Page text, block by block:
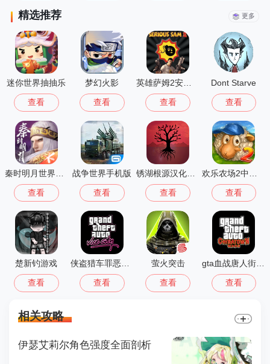
精选推荐 更多
迷你世界抽抽乐
查看
梦幻火影
查看
英雄萨姆2安卓版
查看
Dont Starve
查看
查看
战争世界手机版
查看 查看 查看
楚新钓游戏
查看 查看
萤火突击
查看 查看
相关攻略
伊瑟艾莉尔角色强度全面剖析